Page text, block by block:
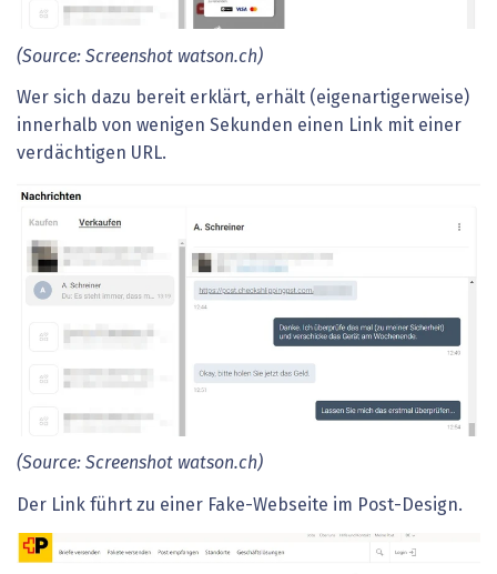
(Source: Screenshot watson.ch)
Wer sich dazu bereit erklärt, erhält (eigenartigerweise)
innerhalb von wenigen Sekunden einen Link mit einer
verdächtigen URL.
(Source: Screenshot watson.ch)
Der Link führt zu einer Fake-Webseite im Post-Design.